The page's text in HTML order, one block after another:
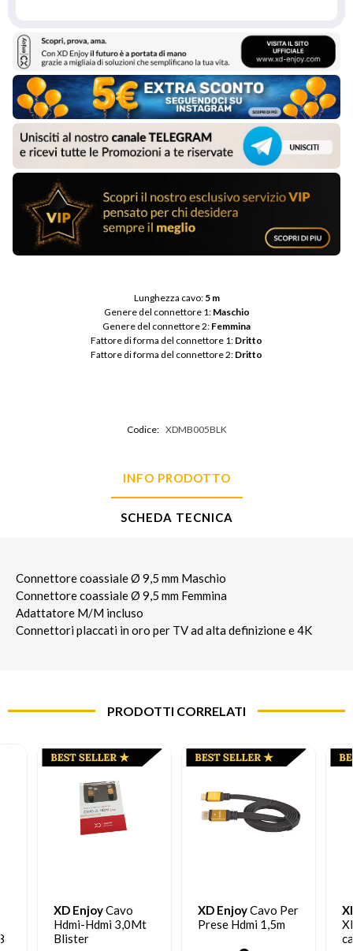
Lunghezza cavo: 5 m
Genere del connettore 1: Maschio
Genere del connettore 2: Femmina
Fattore di forma del connettore 1: Dritto
Fattore di forma del connettore 2: Dritto
Codice: XDMB005BLK
INFO PRODOTTO
SCHEDA TECNICA
Connettore coassiale Ø 9,5 mm Maschio
Connettore coassiale Ø 9,5 mm Femmina
Adattatore M/M incluso
Connettori placcati in oro per TV ad alta definizione e 4K
PRODOTTI CORRELATI
XD EnjoyCavo
Hdmi-Hdmi 3,0Mt
Blister
XD EnjoyCavo Per
Prese Hdmi 1,5m